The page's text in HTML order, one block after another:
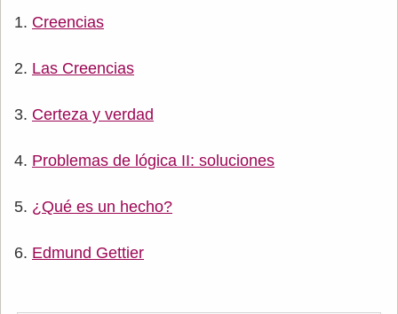
Creencias
Las Creencias
Certeza y verdad
Problemas de lógica II: soluciones
¿Qué es un hecho?
Edmund Gettier